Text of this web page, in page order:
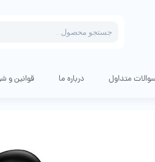
search
متداول درباره ما قوانین و